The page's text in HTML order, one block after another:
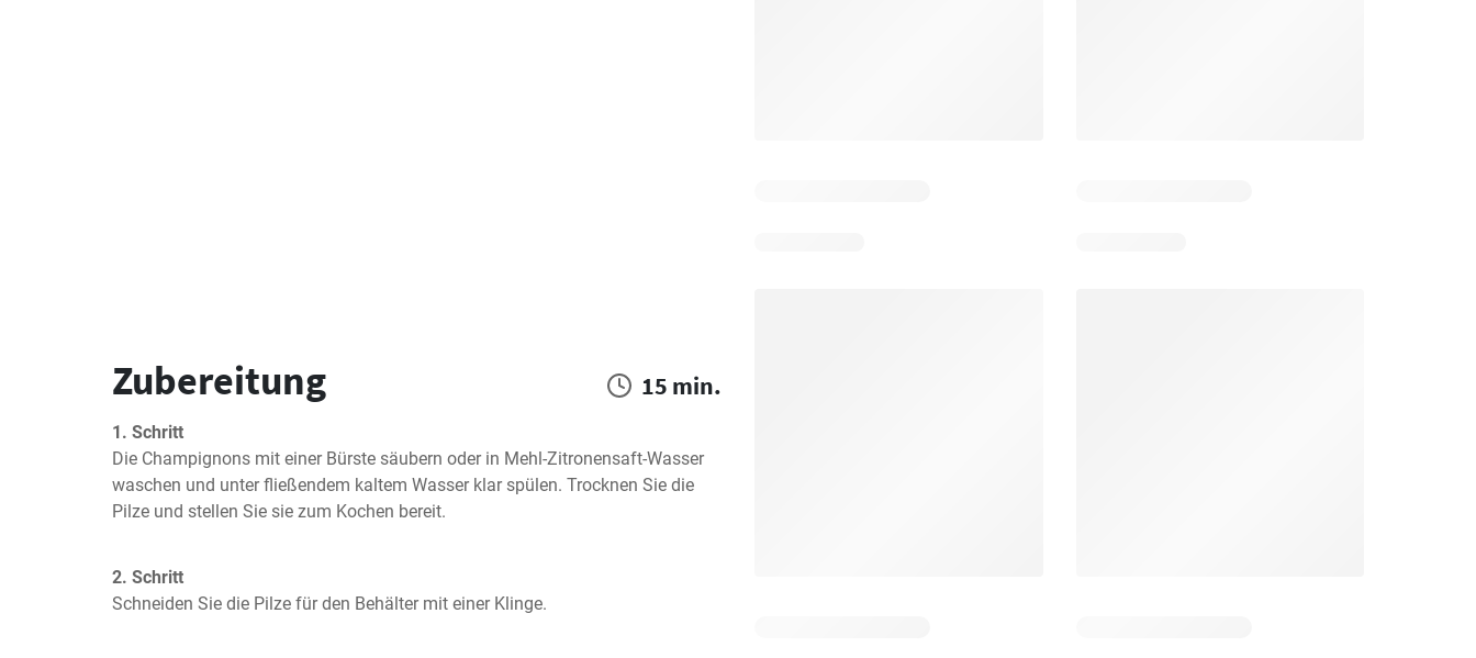
Zubereitung 15 min.
1. Schritt
Die Champignons mit einer Bürste säubern oder in Mehl-Zitronensaft-Wasser
waschen und unter fließendem kaltem Wasser klar spülen. Trocknen Sie die
Pilze und stellen Sie sie zum Kochen bereit.
2. Schritt
Schneiden Sie die Pilze für den Behälter mit einer Klinge.